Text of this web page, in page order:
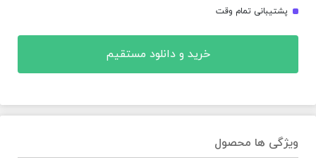
پشتیبانی تمام وقت
خرید و دانلود مستقیم
ویژگی ها محصول